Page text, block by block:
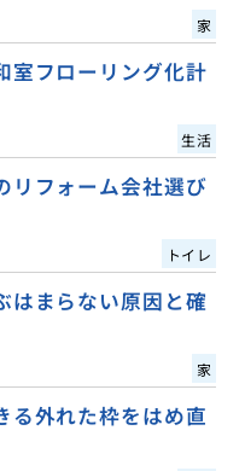
家
室フローリング化計
生活
リフォーム会社選び
トイレ
はまらない原因と確
家
る外れた枠をはめ直